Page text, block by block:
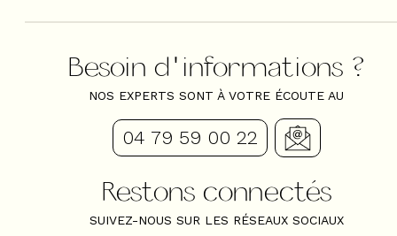
Besoin d'informations ?
NOS EXPERTS SONT À VOTRE ÉCOUTE AU
04 79 59 00 22
Restons connectés
SUIVEZ-NOUS SUR LES RÉSEAUX SOCIAUX